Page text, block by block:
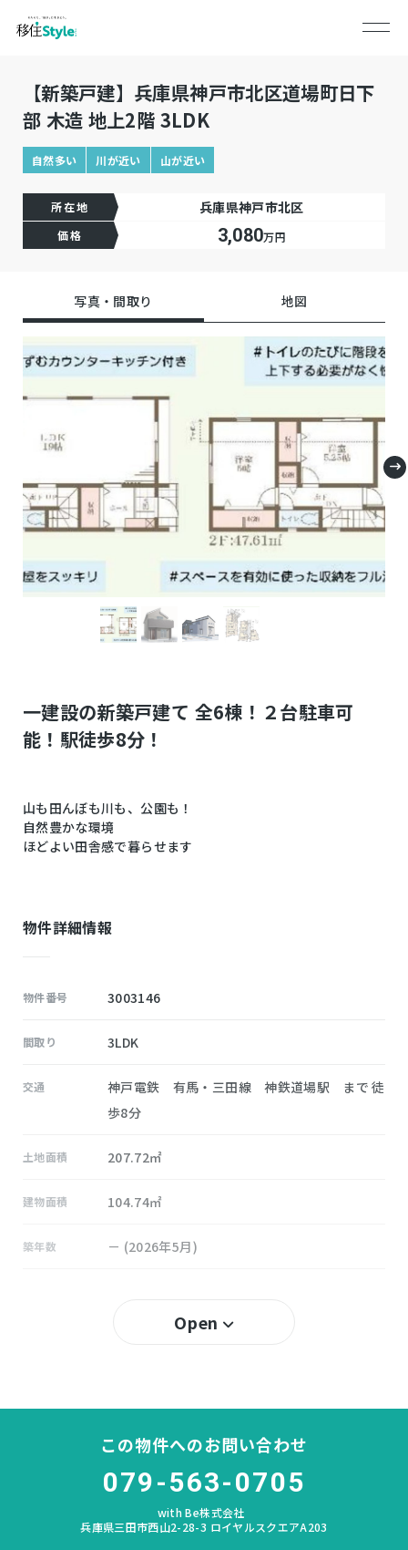
【新築戸建】兵庫県神戸市北区道場町日下
部 木造 地上2階 3LDK
自然多い 川が近い 山が近い
所在地 兵庫県神戸市北区
価格 3,080万円
写真・間取り 地図
一建設の新築戸建て 全6棟！２台駐車可
能！駅徒歩8分！
山も田んぼも川も、公園も！
自然豊かな環境
ほどよい田舎感で暮らせます
物件詳細情報
物件番号 3003146
間取り 3LDK
交通
神戸電鉄 有馬・三田線 神鉄道場駅 まで 徒
歩8分
土地面積 207.72㎡
建物面積 104.74㎡
築年数 － (2026年5月)
階建
道場
Open
この物件へのお問い合わせ
079-563-0705
with Be株式会社
兵庫県三田市西山2-28-3 ロイヤルスクエアA203